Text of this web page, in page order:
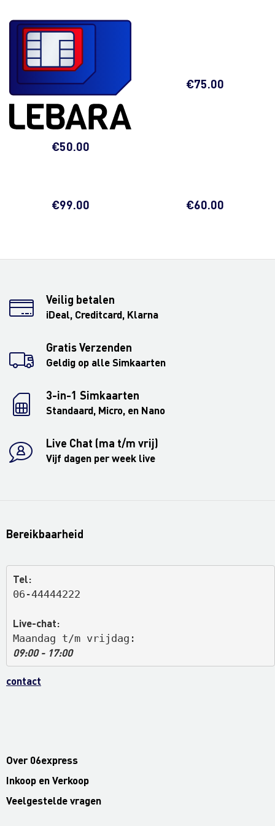
€50.00
€75.00
€99.00 €60.00
Veilig betalen
iDeal, Creditcard, Klarna
Gratis Verzenden
Geldig op alle Simkaarten
3-in-1 Simkaarten
Standaard, Micro, en Nano
Live Chat (ma t/m vrij)
Vijf dagen per week live
Bereikbaarheid
Tel:
06-44444222
Live-chat:
Maandag t/m vrijdag:
09:00 - 17:00
contact
Over 06express
Inkoop en Verkoop
Veelgestelde vragen